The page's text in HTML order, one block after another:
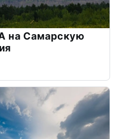
на Самарскую